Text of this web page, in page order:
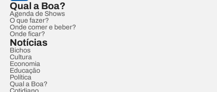
Qual a Boa?
Agenda de Shows
O que fazer?
Onde comer e beber?
Onde ficar?
Notícias
Bichos
Cultura
Economia
Educação
Política
Qual a Boa?